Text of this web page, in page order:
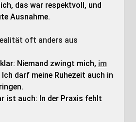
das war respektvoll, und
Ausnahme.
oft anders aus
Niemand zwingt mich, im
darf meine Ruhezeit auch in
ist auch: In der Praxis fehlt